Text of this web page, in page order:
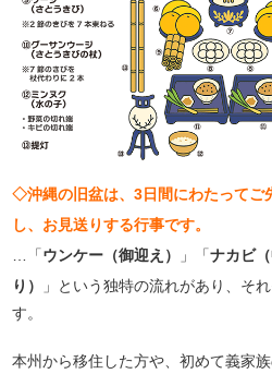
◇沖縄の旧盆は、3日間にわたってご
し、お見送りする行事です。
…「ウンケー（御迎え） 」「ナカビ（
り）
」という独特の流れがあり、そ
す。
本州から移住した方や、初めて義家